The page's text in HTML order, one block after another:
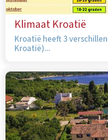
Klimaat Kroatië
Kroatië heeft 3
Kroatië)...